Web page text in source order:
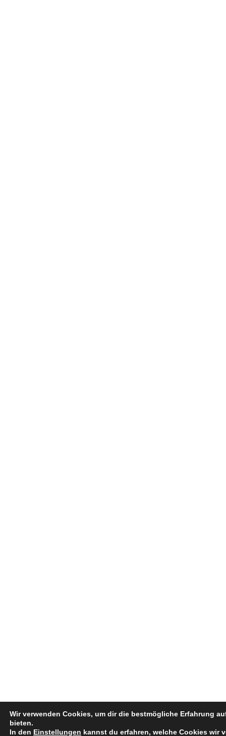
Wir verwenden Cookies, um dir die bestmögliche Erfahrung
bieten.
In den Einstellungen kannst du erfahren, welche Cookies wir